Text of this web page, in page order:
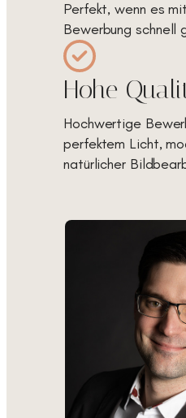
Perfekt, wenn es
Bewerbung schnell
Hohe
Hochwertige
perfektem Licht,
natürlicher